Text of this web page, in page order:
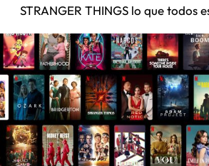
STRANGER THINGS lo que todos